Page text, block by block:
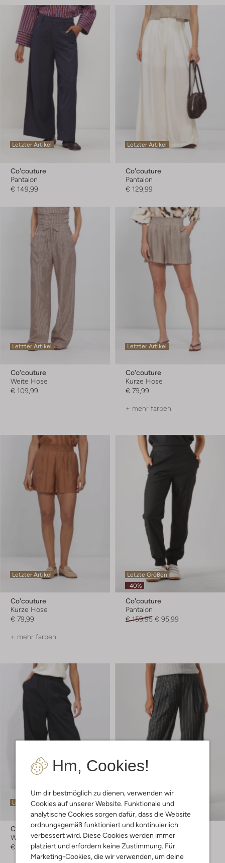
Hm, Cookies!
Um dir bestmöglich zu dienen, verwenden wir
Cookies auf unserer Website. Funktionale und
analytische Cookies sorgen dafür, dass die Website
ordnungsgemäß funktioniert und kontinuierlich
verbessert wird. Diese Cookies werden immer
platziert und erfordern keine Zustimmung. Für
Marketing-Cookies, die wir verwenden, um deine
Letzter Artikel
Co'couture
Pantalon
€ 149,99
Letzter Artikel
Co'couture
Pantalon
€ 129,99
Letzter Artikel
Co'couture
Weite Hose
€ 109,99
Letzter Artikel
Co'couture
Kurze Hose
€ 79,99
+ mehr farben
Letzter Artikel
Co'couture
Kurze Hose
€ 79,99
+ mehr farben
Letzte Größen
-40%
Co'couture
Pantalon
€ 159,95 € 95,99
Letzter Artikel
Co'couture
Weite Hose
€ 109,99
Letzte Größen
-60%
Co'couture
Pantalon
€ 159,95 € 63,99